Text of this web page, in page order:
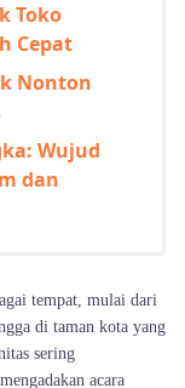
Toko
Cepat
Nonton
Wujud
dan
tempat, mulai dari
di taman kota yang
sering
acara